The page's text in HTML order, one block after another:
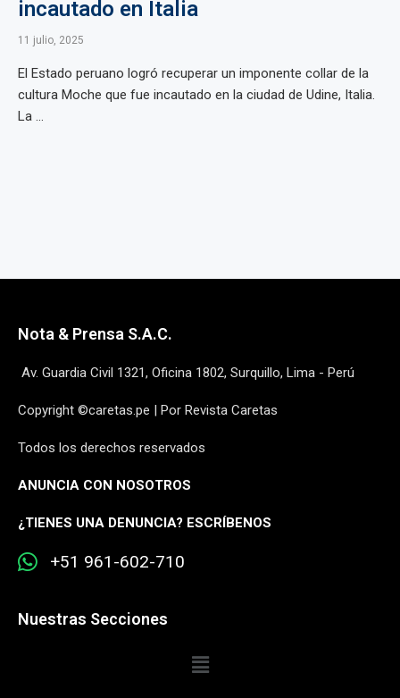
incautado en Italia
11 julio, 2025
El Estado peruano logró recuperar un imponente collar de la
cultura Moche que fue incautado en la ciudad de Udine, Italia.
La ...
Nota & Prensa S.A.C.
Av. Guardia Civil 1321, Oficina 1802, Surquillo, Lima - Perú
Copyright ©caretas.pe | Por Revista Caretas
Todos los derechos reservados
ANUNCIA CON NOSOTROS
¿TIENES UNA DENUNCIA? ESCRÍBENOS
+51 961-602-710
Nuestras Secciones